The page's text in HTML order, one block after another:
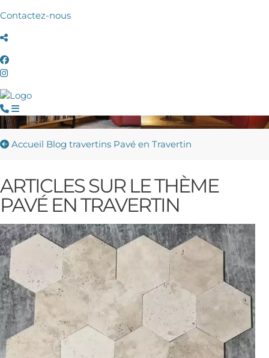
Contactez-nous
Accueil Blog travertins Pavé en Travertin
ARTICLES SUR LE THÈME
PAVÉ EN TRAVERTIN